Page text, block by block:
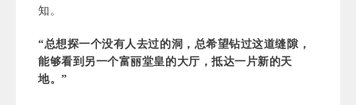
知。
“总想探一个没有人去过的洞，总希望钻过这道缝隙，
能够看到另一个富丽堂皇的大厅，抵达一片新的天
地。”